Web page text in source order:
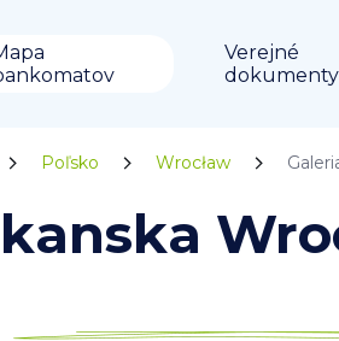
Verejné
dokumenty
Poľsko Wrocław